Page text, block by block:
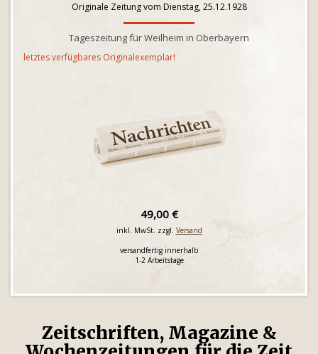
Originale Zeitung vom Dienstag, 25.12.1928
Tageszeitung für Weilheim in Oberbayern
letztes verfügbares Originalexemplar!
49,00 €
inkl. MwSt. zzgl. Versand
versandfertig innerhalb
1-2 Arbeitstage
Zeitschriften, Magazine &